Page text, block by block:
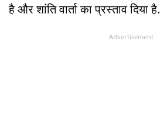
है और शांति वार्ता का प्रस्ताव दिया है.
Advertisement